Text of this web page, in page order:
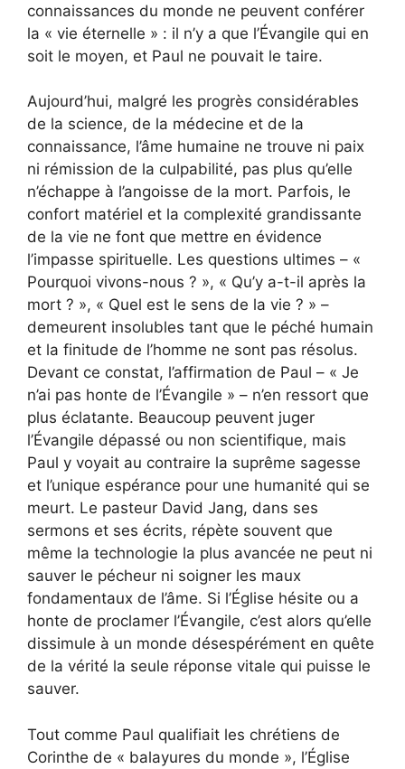
connaissances du monde ne peuvent conférer
la « vie éternelle » : il n’y a que l’Évangile qui en
soit le moyen, et Paul ne pouvait le taire.
Aujourd’hui, malgré les progrès considérables
de la science, de la médecine et de la
connaissance, l’âme humaine ne trouve ni paix
ni rémission de la culpabilité, pas plus qu’elle
n’échappe à l’angoisse de la mort. Parfois, le
confort matériel et la complexité grandissante
de la vie ne font que mettre en évidence
l’impasse spirituelle. Les questions ultimes – «
Pourquoi vivons-nous ? », « Qu’y a-t-il après la
mort ? », « Quel est le sens de la vie ? » –
demeurent insolubles tant que le péché humain
et la finitude de l’homme ne sont pas résolus.
Devant ce constat, l’affirmation de Paul – « Je
n’ai pas honte de l’Évangile » – n’en ressort que
plus éclatante. Beaucoup peuvent juger
l’Évangile dépassé ou non scientifique, mais
Paul y voyait au contraire la suprême sagesse
et l’unique espérance pour une humanité qui se
meurt. Le pasteur David Jang, dans ses
sermons et ses écrits, répète souvent que
même la technologie la plus avancée ne peut ni
sauver le pécheur ni soigner les maux
fondamentaux de l’âme. Si l’Église hésite ou a
honte de proclamer l’Évangile, c’est alors qu’elle
dissimule à un monde désespérément en quête
de la vérité la seule réponse vitale qui puisse le
sauver.
Tout comme Paul qualifiait les chrétiens de
Corinthe de « balayures du monde », l’Église